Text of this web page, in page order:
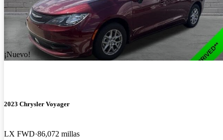
¡Nuevo!
2023 Chrysler Voyager
LX FWD 86,072 millas